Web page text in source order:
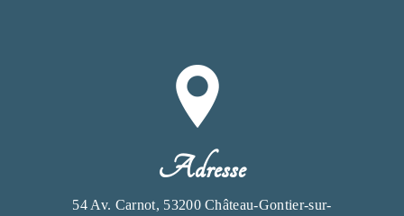
Adresse
54 Av. Carnot, 53200 Château-Gontier-sur-